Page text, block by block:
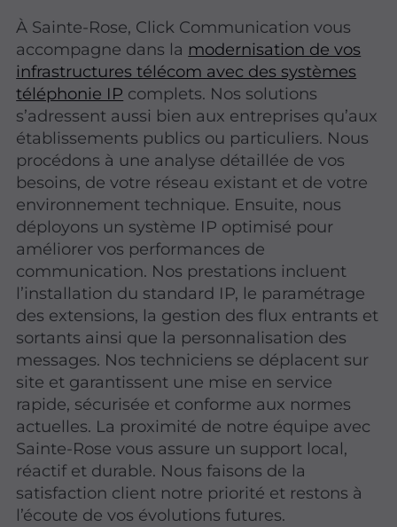
À Sainte-Rose, Click Communication vous
accompagne dans la modernisation de vos
infrastructures télécom avec des systèmes
téléphonie IP complets. Nos solutions
s’adressent aussi bien aux entreprises qu’aux
établissements publics ou particuliers. Nous
procédons à une analyse détaillée de vos
besoins, de votre réseau existant et de votre
environnement technique. Ensuite, nous
déployons un système IP optimisé pour
améliorer vos performances de
communication. Nos prestations incluent
l’installation du standard IP, le paramétrage
des extensions, la gestion des flux entrants et
sortants ainsi que la personnalisation des
messages. Nos techniciens se déplacent sur
site et garantissent une mise en service
rapide, sécurisée et conforme aux normes
actuelles. La proximité de notre équipe avec
Sainte-Rose vous assure un support local,
réactif et durable. Nous faisons de la
satisfaction client notre priorité et restons à
l’écoute de vos évolutions futures.